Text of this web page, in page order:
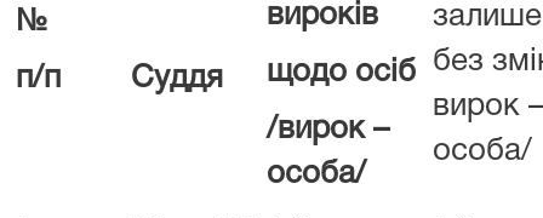
№
п/п
Суддя
вироків
щодо осіб
/вирок –
особа/
без
вирок –
особа/